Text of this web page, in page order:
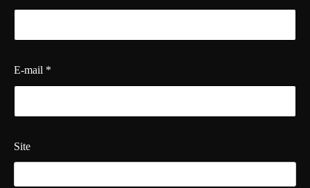
E-mail *
Site